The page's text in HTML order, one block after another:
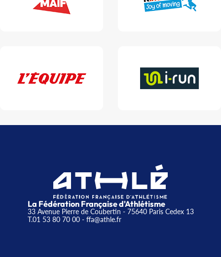
La Fédération Française d'Athlétisme
33 Avenue Pierre de Coubertin - 75640 Paris Cedex 13
T.01 53 80 70 00- ffa@athle.fr